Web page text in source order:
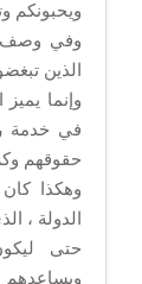
ويحبونكم
وفي وصف
الذين
وإنما
في خدمة
حقوقهم
وهكذا
الدولة ،
حتى
ويساعدهم